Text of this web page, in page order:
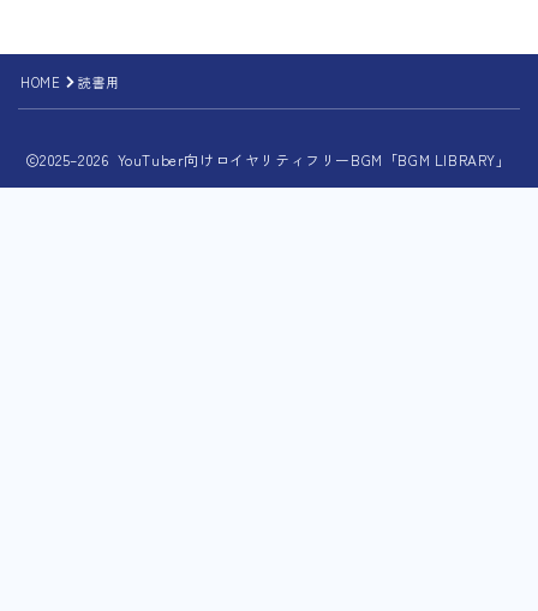
HOME 読書用
2025–2026 YouTuber向けロイヤリティフリーBGM「BGM LIBRARY」